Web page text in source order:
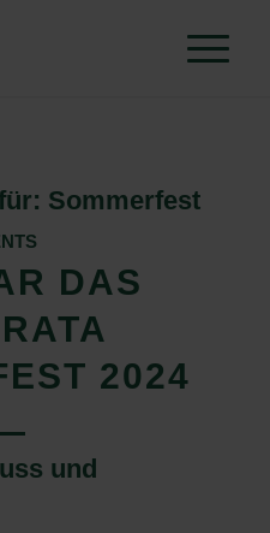
Sommerfest
DAS
2024
und